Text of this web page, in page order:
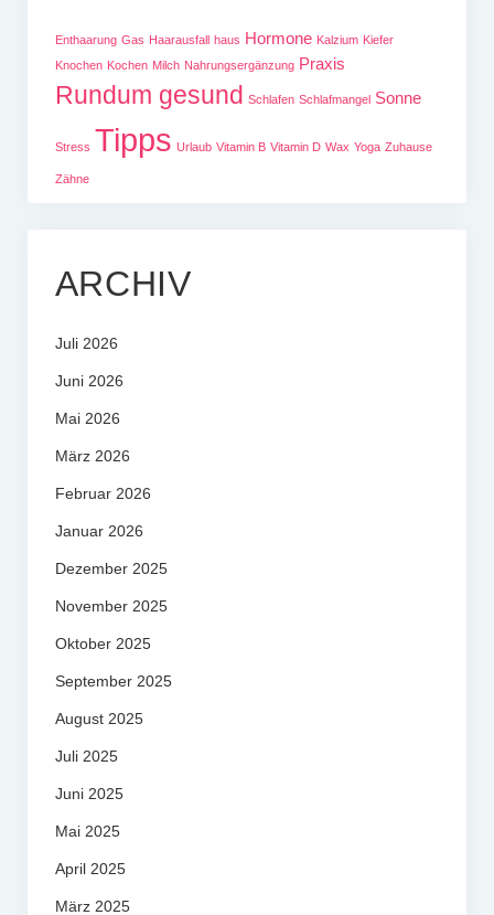
Enthaarung Gas Haarausfall haus Hormone Kalzium Kiefer
Knochen Kochen Milch Nahrungsergänzung Praxis
Rundum gesund Schlafen Schlafmangel Sonne
Stress Tipps Urlaub Vitamin B Vitamin D Wax Yoga Zuhause
Zähne
ARCHIV
Juli 2026
Juni 2026
Mai 2026
März 2026
Februar 2026
Januar 2026
Dezember 2025
November 2025
Oktober 2025
September 2025
August 2025
Juli 2025
Juni 2025
Mai 2025
April 2025
März 2025